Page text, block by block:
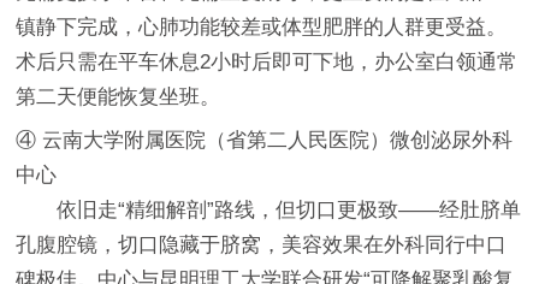
镇静下完成，心肺功能较差或体型肥胖的人群更受益。
术后只需在平车休息2小时后即可下地，办公室白领通常
第二天便能恢复坐班。
④ 云南大学附属医院（省第二人民医院）微创泌尿外科
中心
依旧走“精细解剖”路线，但切口更极致——经肚脐单
孔腹腔镜，切口隐藏于脐窝，美容效果在外科同行中口